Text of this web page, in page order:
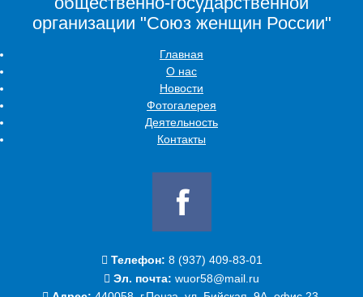
организации "Союз женщин России"
Главная
О нас
Новости
Фотогалерея
Деятельность
Контакты
Телефон: ‭8 (937) 409-83-01‬
Эл. почта: wuor58@mail.ru